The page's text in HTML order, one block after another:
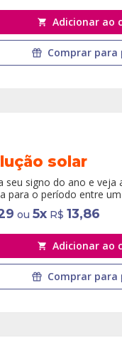
Adicionar ao
Comprar para
solar
seu signo do ano e veja
para o período entre
ou 5x R$ 13,86
Adicionar ao
Comprar para